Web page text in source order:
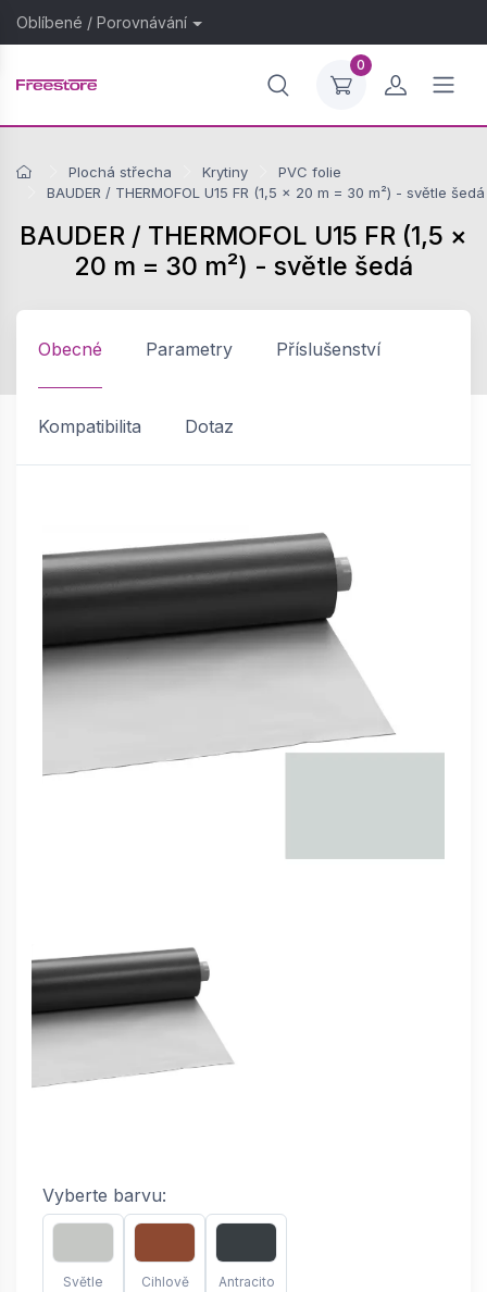
Oblíbené / Porovnávání
0
Plochá střecha Krytiny
PVC folie
BAUDER / THERMOFOL U15 FR (1,5 × 20 m = 30 m²) - světle šedá
BAUDER / THERMOFOL U15 FR (1,5 ×
20 m = 30 m²) - světle šedá
Obecné Parametry Příslušenství
Kompatibilita Dotaz
Vyberte barvu:
Světle
Cihlově
Antracito